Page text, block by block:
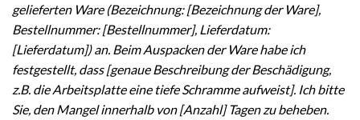
gelieferten Ware (Bezeichnung: [Bezeichnung der Ware],
Bestellnummer: [Bestellnummer], Lieferdatum:
[Lieferdatum]) an. Beim Auspacken der Ware habe ich
festgestellt, dass [genaue Beschreibung der Beschädigung,
z.B. die Arbeitsplatte eine tiefe Schramme aufweist]. Ich bitte
Sie, den Mangel innerhalb von [Anzahl] Tagen zu beheben.